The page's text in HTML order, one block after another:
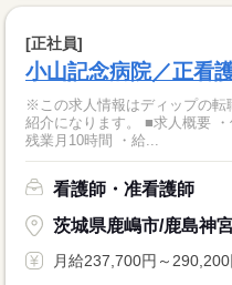
[正社員]
小山記念病院／正看
※この求人情報はディップの転
紹介になります。 ■求人概要
残業月10時間 ・給...
看護師・准看護師
茨城県鹿嶋市/鹿島神
月給237,700円～290,200